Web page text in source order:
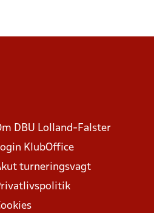
DBU Lolland-Falster
KlubOffice
turneringsvagt